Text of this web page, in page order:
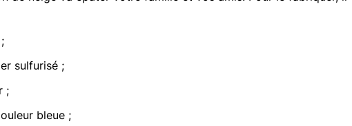
sulfurisé ;
;
bleue ;